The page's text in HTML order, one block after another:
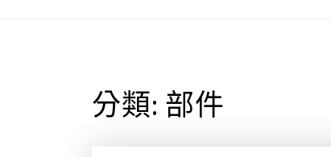
分類: 部件